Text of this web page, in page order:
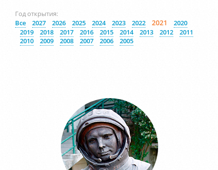
Год открытия:
Все
2027 2026 2025 2024 2023 2022 2021
2020
2019
2018 2017 2016 2015 2014 2013 2012
2011
2010
2009 2008 2007 2006 2005